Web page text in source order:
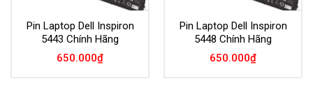
Pin Laptop Dell Inspiron
5443 Chính Hãng
650.000₫
Pin Laptop Dell Inspiron
5448 Chính Hãng
650.000₫